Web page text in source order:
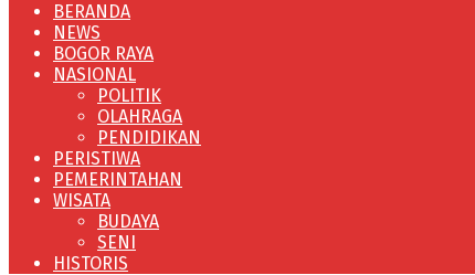
BERANDA
NEWS
BOGOR RAYA
NASIONAL
POLITIK
OLAHRAGA
PENDIDIKAN
PERISTIWA
PEMERINTAHAN
WISATA
BUDAYA
SENI
HISTORIS